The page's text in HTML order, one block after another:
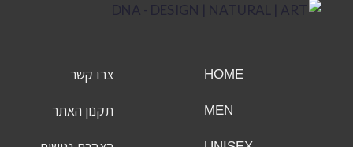
HOME
MEN
צרו קשר
תקנון האתר